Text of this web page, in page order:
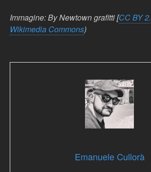
Immagine: By Newtown grafitti [CC BY
Wikimedia Commons)
Emanuele Cullorà